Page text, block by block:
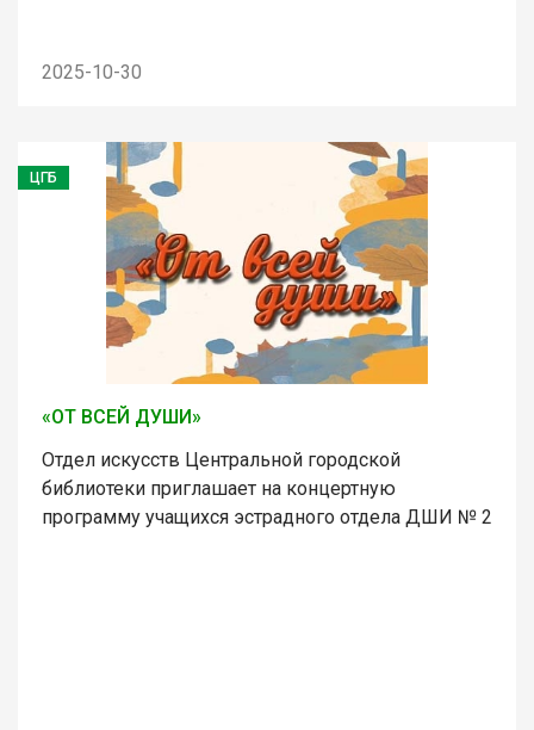
2025-10-30
ЦГБ
«ОТ ВСЕЙ ДУШИ»
Отдел искусств Центральной городской
библиотеки приглашает на концертную
программу учащихся эстрадного отдела ДШИ № 2